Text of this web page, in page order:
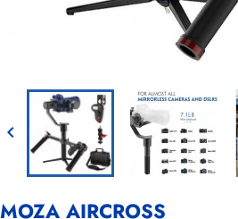

MOZA AIRCROSS